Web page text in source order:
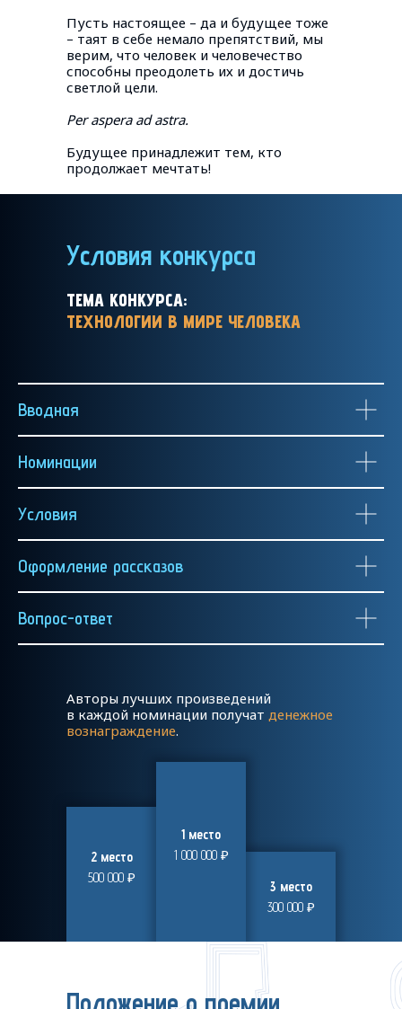
Пусть настоящее – да и будущее тоже
– таят в себе немало препятствий, мы
верим, что человек и человечество
способны преодолеть их и достичь
светлой цели.
Per aspera ad astra.
Будущее принадлежит тем, кто
продолжает мечтать!
Условия конкурса
ТЕМА КОНКУРСА:
ТЕХНОЛОГИИ В МИРЕ ЧЕЛОВЕКА
Вводная
Номинации
Условия
Оформление рассказов
Вопрос-ответ
Авторы лучших произведений
в каждой номинации получат денежное
вознаграждение.
2 место
500 000 ₽
3 место
300 000 ₽
1 место
1 000 000 ₽